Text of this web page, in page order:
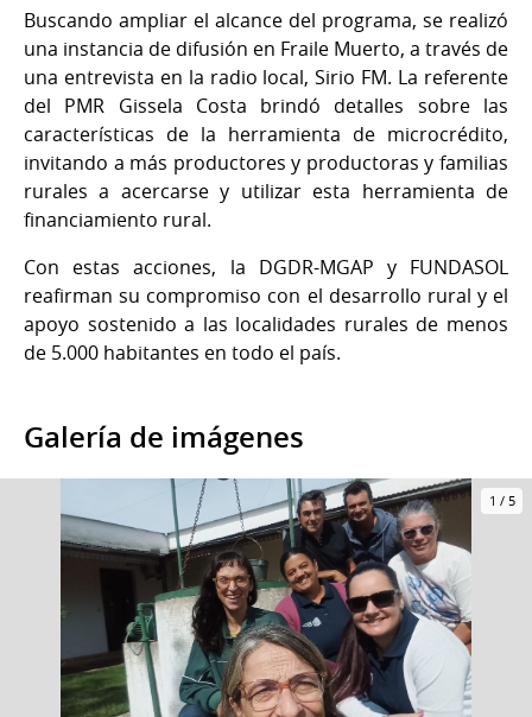
Buscando ampliar el alcance del programa, se realizó
una instancia de difusión en Fraile Muerto, a través de
una entrevista en la radio local, Sirio FM. La referente
del PMR Gissela Costa brindó detalles sobre las
características de la herramienta de microcrédito,
invitando a más productores y productoras y familias
rurales a acercarse y utilizar esta herramienta de
financiamiento rural.
Con estas acciones, la DGDR-MGAP y FUNDASOL
reafirman su compromiso con el desarrollo rural y el
apoyo sostenido a las localidades rurales de menos
de 5.000 habitantes en todo el país.
Galería de imágenes
1 / 5